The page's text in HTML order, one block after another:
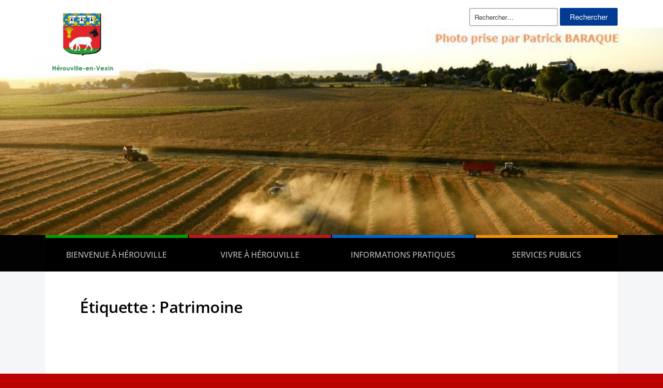
Rechercher :
BIENVENUE À HÉROUVILLE VIVRE À HÉROUVILLE INFORMATIONS PRATIQUES SERVICES PUBLICS
Étiquette : Patrimoine